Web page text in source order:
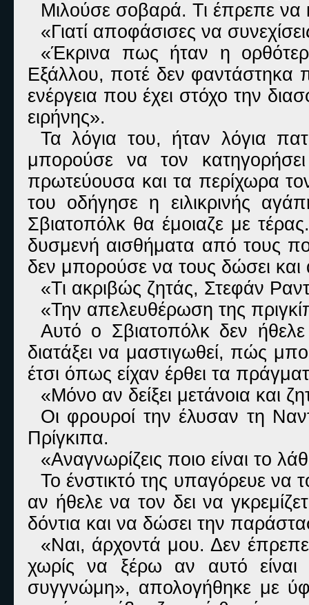
Μιλούσε σοβαρά. Τι έπρεπε να
«Γιατί αποφάσισες να
«Έκρινα πως ήταν η
Εξάλλου, ποτέ δεν φαντάστηκα
ενέργεια που έχει στόχο την
ειρήνης».
Τα λόγια του, ήταν λόγια
μπορούσε να τον
πρωτεύουσα και τα περίχωρα
του οδήγησε η ειλικρινής
Σβιατοπόλκ θα έμοιαζε με
δυσμενή αισθήματα από τους
δεν μπορούσε να τους δώσει
«Τι ακριβώς ζητάς, Στεφάν
«Την απελευθέρωση της
Αυτό ο Σβιατοπόλκ δεν ήθελε
διατάξει να μαστιγωθεί, πώς
έτσι όπως είχαν έρθει τα
«Μόνο αν δείξει μετάνοια και
Οι φρουροί την έλυσαν τη
Πρίγκιπα.
«Αναγνωρίζεις ποιο είναι το
Το ένστικτό της υπαγόρευε
αν ήθελε να τον δει να
δόντια και να δώσει την
«Ναι, άρχοντά μου. Δεν
χωρίς να ξέρω αν αυτό είναι
συγγνώμη», απολογήθηκε με